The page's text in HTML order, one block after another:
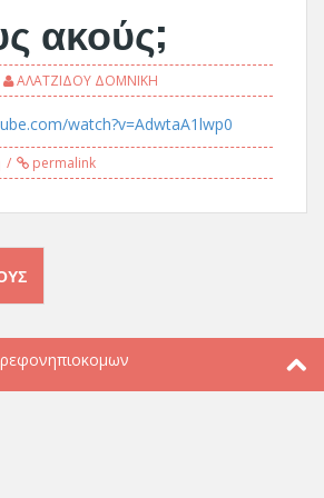
ακούς;
ΑΛΑΤΖΙΔΟΥ ΔΟΜΝΙΚΗ
watch?v=AdwtaA1lwp0
permalink